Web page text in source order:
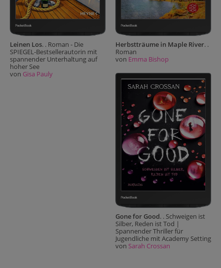
Leinen Los. . Roman - Die
SPIEGEL-Bestsellerautorin mit
spannender Unterhaltung auf
hoher See
von Gisa Pauly
Herbstträume in Maple River. .
Roman
von Emma Bishop
Gone for Good. . Schweigen ist
Silber, Reden ist Tod |
Spannender Thriller für
Jugendliche mit Academy Setting
von Sarah Crossan